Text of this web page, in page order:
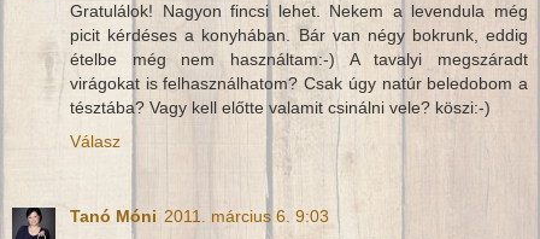
Gratulálok! Nagyon fincsi lehet. Nekem a levendula még
picit kérdéses a konyhában. Bár van négy bokrunk, eddig
ételbe még nem használtam:-) A tavalyi megszáradt
virágokat is felhasználhatom? Csak úgy natúr beledobom a
tésztába? Vagy kell előtte valamit csinálni vele? köszi:-)
Válasz
Tanó Móni 2011. március 6. 9:03